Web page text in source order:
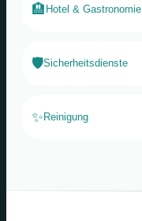
🏨 Hotel & Gastronomie
🛡️Sicherheitsdienste
✨ Reinigung